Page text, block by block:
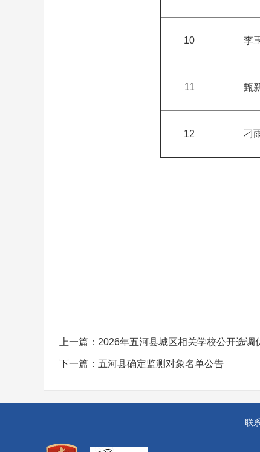
10 李
11 甄
12 刁
上一篇： 2026年五河县城区相关学校公开选
下一篇： 五河县确定监测对象名单公告
联